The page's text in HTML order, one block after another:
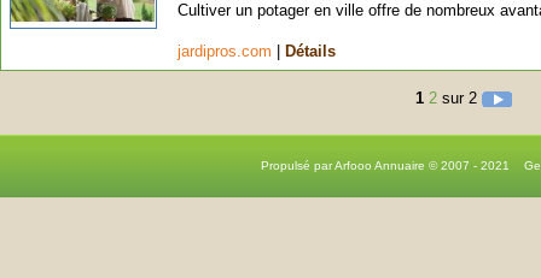
Cultiver un potager en ville offre de nombreux
jardipros.com Détails
1 2 sur 2
Propulsé par Arfooo Annuaire © 2007 - 2021